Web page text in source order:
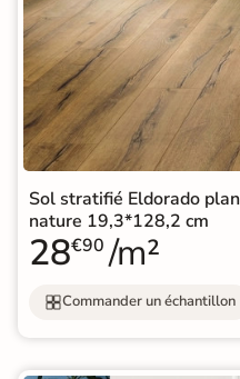
Sol stratifié Eldorado
nature 19,3*128,2 cm
28€90 /m²
Commander un échantillon